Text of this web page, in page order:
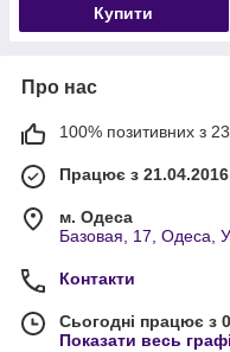
Купити
Про нас
100% позитивних з
Працює з 21.04.2016
м. Одеса
Базовая, 17, Одеса,
Контакти
Сьогодні працює з
Показати весь